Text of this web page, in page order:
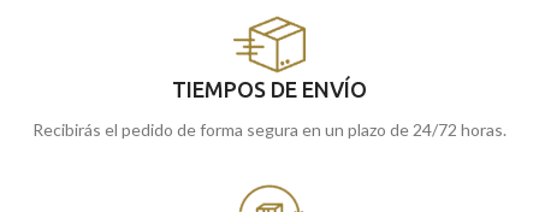
TIEMPOS DE ENVÍO
Recibirás el pedido de forma segura en un plazo de 24/72 horas.